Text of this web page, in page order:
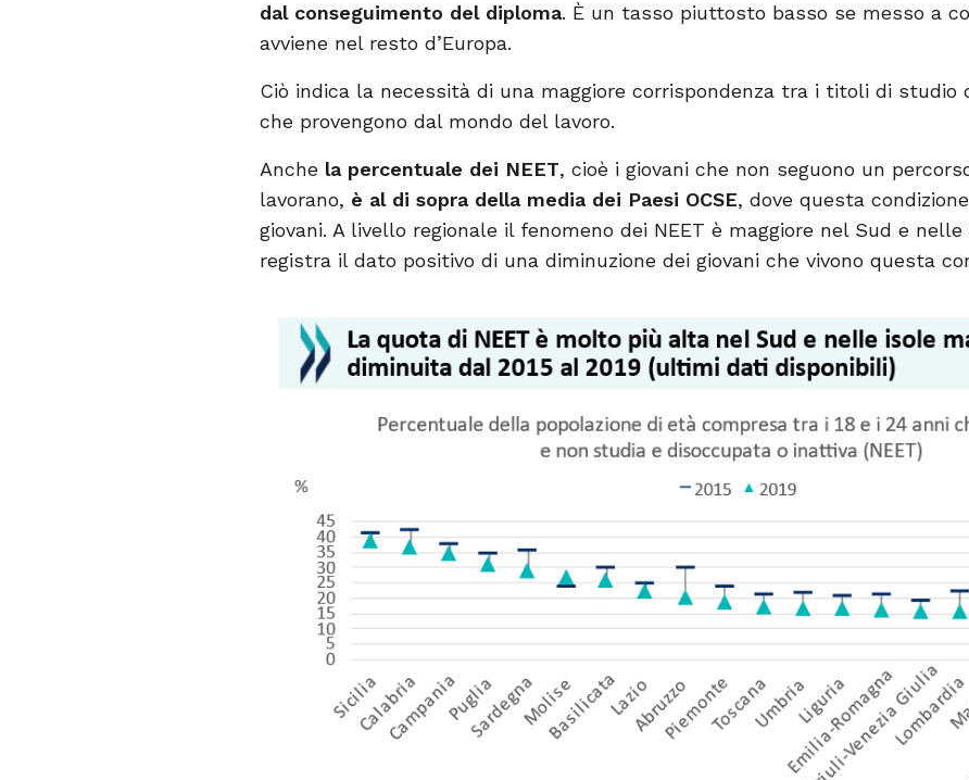
dal conseguimento del diploma. È un tasso piuttosto basso se messo a
avviene nel resto d’Europa.
Ciò indica la necessità di una maggiore corrispondenza tra i titoli di studio
che provengono dal mondo del lavoro.
Anche la percentuale dei NEET, cioè i giovani che non seguono un
lavorano, è al di sopra della media dei Paesi OCSE, dove questa
giovani. A livello regionale il fenomeno dei NEET è maggiore nel Sud e
registra il dato positivo di una diminuzione dei giovani che vivono questa